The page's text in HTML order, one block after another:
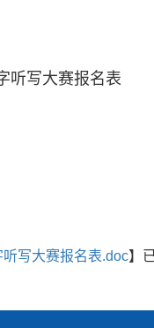
听写大赛报名表
写大赛报名表.doc】